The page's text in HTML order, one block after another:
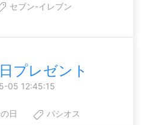
セブン-イレブン
プレゼント
05 12:45:15
日 パシオス